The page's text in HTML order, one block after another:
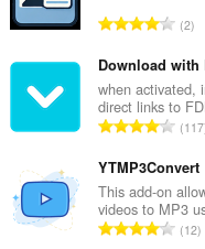
amount
of
side
data.
ल
ख्या
:
रे
ग
की
कु
ल
ख्या
:
2
Download with
when activated,
direct links to
रे
ग
की
कु
ल
117
YTMP3Convert
This add-on
videos to MP3
रे 12